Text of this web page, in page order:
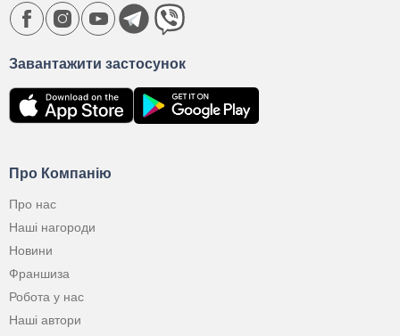
Про Компанію
Про нас
Наші нагороди
Новини
Франшиза
Робота у нас
Наші автори
Завантажити застосунок